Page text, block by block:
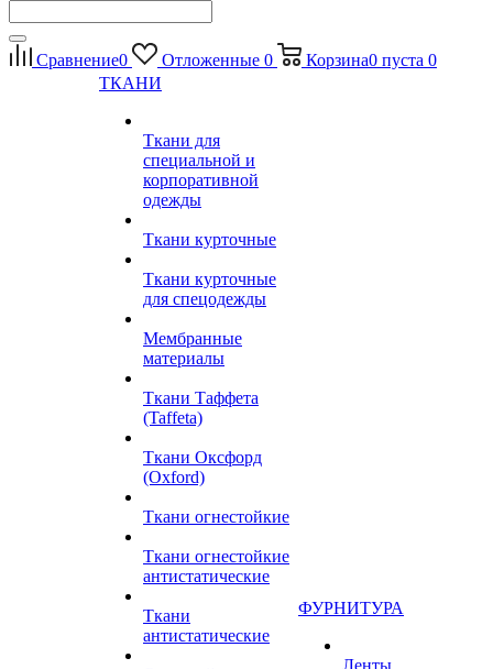
Сравнение0 Отложенные 0 Корзина0 пуста 0
ТКАНИ
Ткани для
специальной и
корпоративной
одежды
Ткани курточные
Ткани курточные
для спецодежды
Мембранные
материалы
Ткани Таффета
(Taffeta)
Ткани Оксфорд
(Oxford)
Ткани огнестойкие
Ткани огнестойкие
антистатические
Ткани
антистатические
ФУРНИТУРА
Ленты